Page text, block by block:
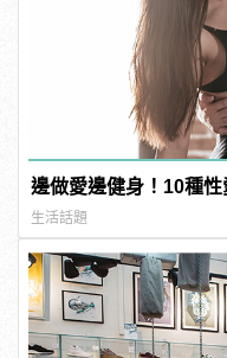
邊做愛邊健身！10種
生活話題